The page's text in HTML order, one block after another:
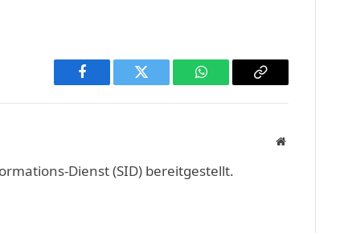
Facebook Twitter WhatsAppCopy
Website
Dienst (SID) bereitgestellt.